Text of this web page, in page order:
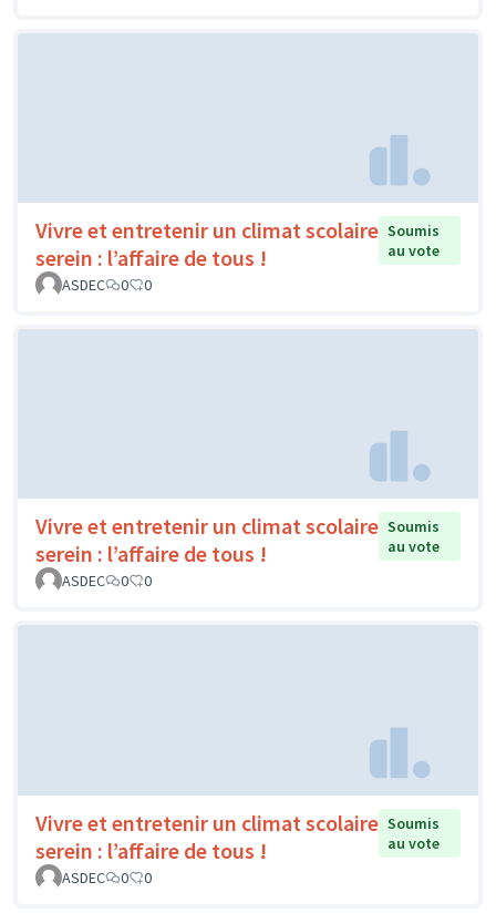
Vivre et entretenir un climat scolaire
serein : l’affaire de tous !
Soumis
au vote
ASDEC
0 0
Vivre et entretenir un climat scolaire
serein : l’affaire de tous !
Soumis
au vote
ASDEC
0 0
Vivre et entretenir un climat scolaire
serein : l’affaire de tous !
Soumis
au vote
ASDEC
0 0